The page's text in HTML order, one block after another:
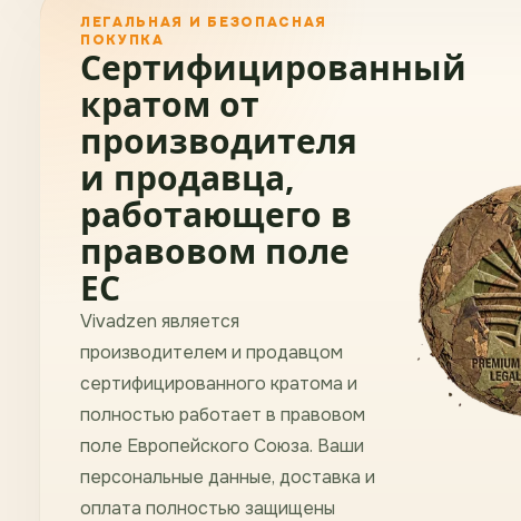
ЛЕГАЛЬНАЯ И БЕЗОПАСНАЯ
ПОКУПКА
Сертифицированный
кратом от
производителя
и продавца,
работающего в
правовом поле
ЕС
Vivadzen является
производителем и продавцом
сертифицированного кратома и
полностью работает в правовом
поле Европейского Союза. Ваши
персональные данные, доставка и
оплата полностью защищены